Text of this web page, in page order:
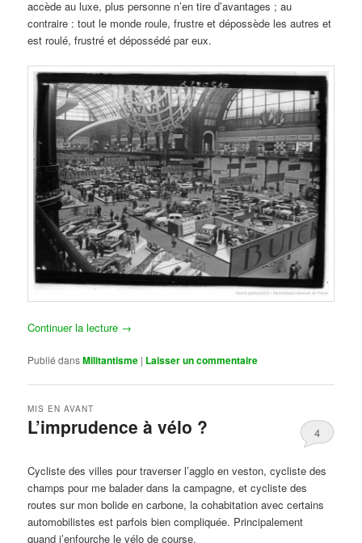
accède au luxe, plus personne n’en tire d’avantages ; au
contraire : tout le monde roule, frustre et dépossède les autres et
est roulé, frustré et dépossédé par eux.
Continuer la lecture →
Publié dansMilitantisme | Laisser un commentaire
L’imprudence à vélo ?
MIS EN AVANT
4
Cycliste des villes pour traverser l’agglo en veston, cycliste des
champs pour me balader dans la campagne, et cycliste des
routes sur mon bolide en carbone, la cohabitation avec certains
automobilistes est parfois bien compliquée. Principalement
quand j’enfourche le vélo de course.